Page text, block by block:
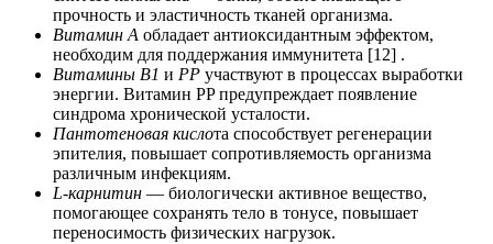
прочность и эластичность тканей организма.
Витамин A обладает антиоксидантным эффектом,
необходим для поддержания иммунитета [12] .
Витамины B1 и PP участвуют в процессах выработки
энергии. Витамин PP предупреждает появление
синдрома хронической усталости.
Пантотеновая кислота способствует регенерации
эпителия, повышает сопротивляемость организма
различным инфекциям.
L-карнитин — биологически активное вещество,
помогающее сохранять тело в тонусе, повышает
переносимость физических нагрузок.